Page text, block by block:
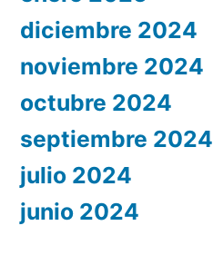
diciembre 2024
noviembre 2024
octubre 2024
septiembre 2024
julio 2024
junio 2024